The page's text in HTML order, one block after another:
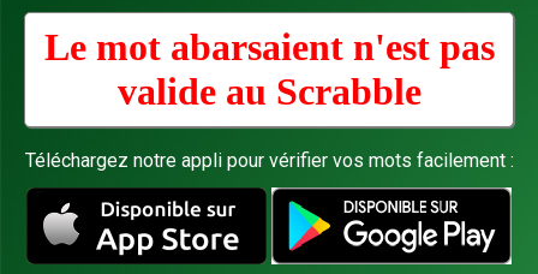
Le mot abarsaient n'est pas
valide au Scrabble
Téléchargez notre appli pour vérifier vos mots facilement :